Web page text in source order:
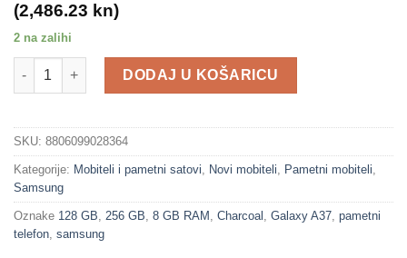
(2,486.23 kn)
2 na zalihi
SAMSUNG pametni telefon Galaxy A37 6GB/128GB, Charcoal
DODAJ U KOŠARICU
SKU: 8806099028364
Kategorije: Mobiteli i pametni satovi Novi mobiteli Pametni mobiteli
Samsung
Oznake 128 GB 256 GB 8 GB RAM Charcoal Galaxy A37 pametni
telefon samsung